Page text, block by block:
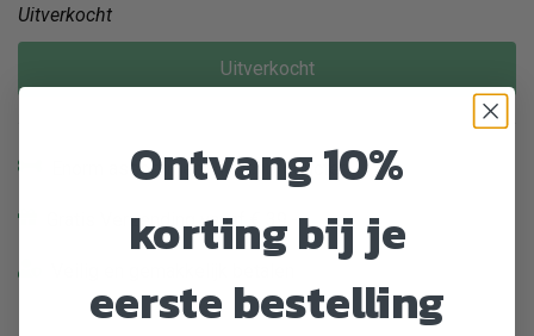
Uitverkocht
Uitverkocht
Enorm assortiment dierenproducten
Gratis Verzending vanaf € 39,-
Ontvang 10%
korting bij je
eerste bestelling